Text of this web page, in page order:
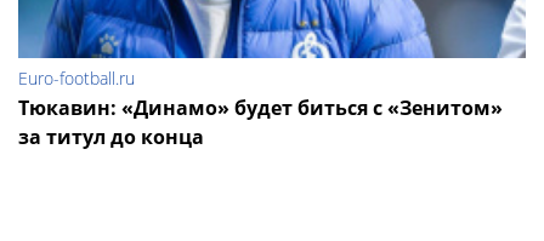
Euro-football.ru
Тюкавин: «Динамо» будет биться с «Зенитом»
за титул до конца